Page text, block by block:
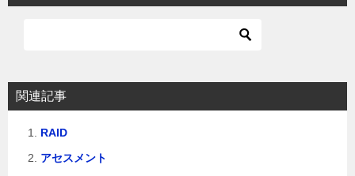
関連記事
RAID
アセスメント